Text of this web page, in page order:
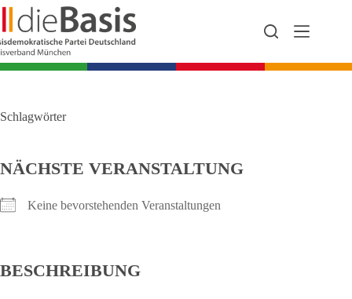
Zum
Inhalt
springen
Schlagwörter
NÄCHSTE VERANSTALTUNG
Keine bevorstehenden Veranstaltungen
BESCHREIBUNG